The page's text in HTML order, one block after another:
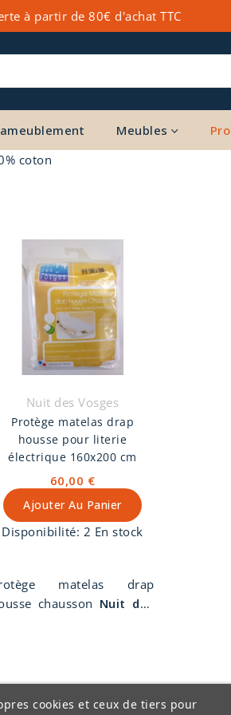
à partir de 80€ d'achat TTC
Meubles
coton
Nuit des Vosges
Protège matelas drap
housse pour literie
électrique 160x200 cm
60,00 €
Ajouter Au Panier
Disponibilité: 2 En stock
matelas drap
chausson Nuit des
à 95°.
cookies et ceux de tiers pour